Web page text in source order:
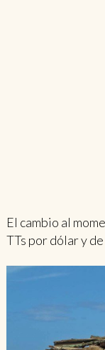
El cambio al
TTs por dólar y